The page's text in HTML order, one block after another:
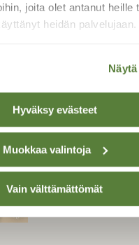
joita olet antanut heille
heidän palvelujaan.
Hyväksy evästeet
Muokkaa valintoja
Vain välttämättömät
LEHTI
Uusin lehti
Tilaa Suomen
Tilaa
Äänestä parasta
Tilaa uutiskirje